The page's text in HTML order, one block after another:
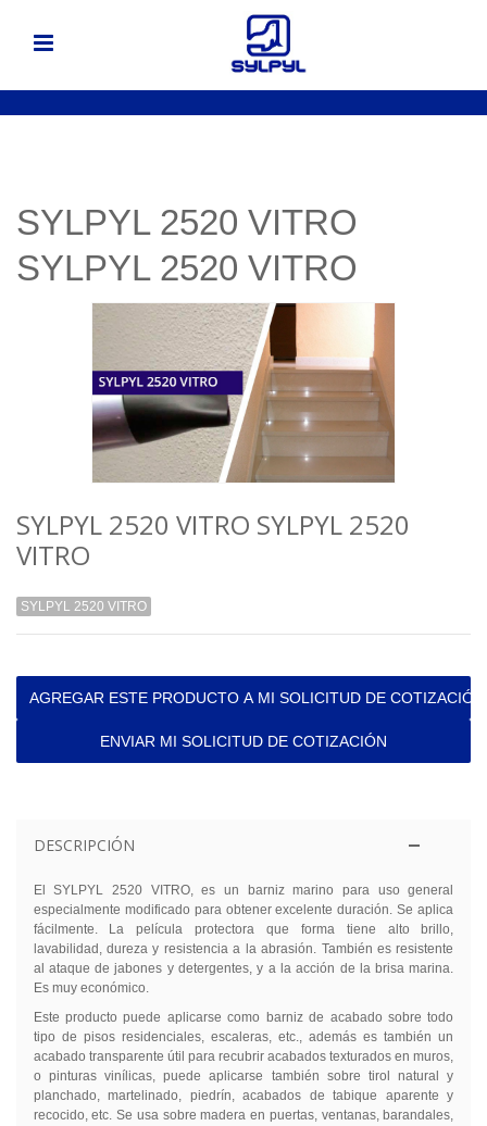
SYLPYL 2520 VITRO
SYLPYL 2520 VITRO
SYLPYL 2520 VITRO SYLPYL 2520
VITRO
SYLPYL 2520 VITRO
AGREGAR ESTE PRODUCTO A MI SOLICITUD DE COTIZACIÓN
ENVIAR MI SOLICITUD DE COTIZACIÓN
DESCRIPCIÓN
El SYLPYL 2520 VITRO, es un barniz marino para uso general
especialmente modificado para obtener excelente duración. Se aplica
fácilmente. La película protectora que forma tiene alto brillo,
lavabilidad, dureza y resistencia a la abrasión. También es resistente
al ataque de jabones y detergentes, y a la acción de la brisa marina.
Es muy económico.
Este producto puede aplicarse como barniz de acabado sobre todo
tipo de pisos residenciales, escaleras, etc., además es también un
acabado transparente útil para recubrir acabados texturados en muros,
o pinturas vinílicas, puede aplicarse también sobre tirol natural y
planchado, martelinado, piedrín, acabados de tabique aparente y
recocido, etc. Se usa sobre madera en puertas, ventanas, barandales,